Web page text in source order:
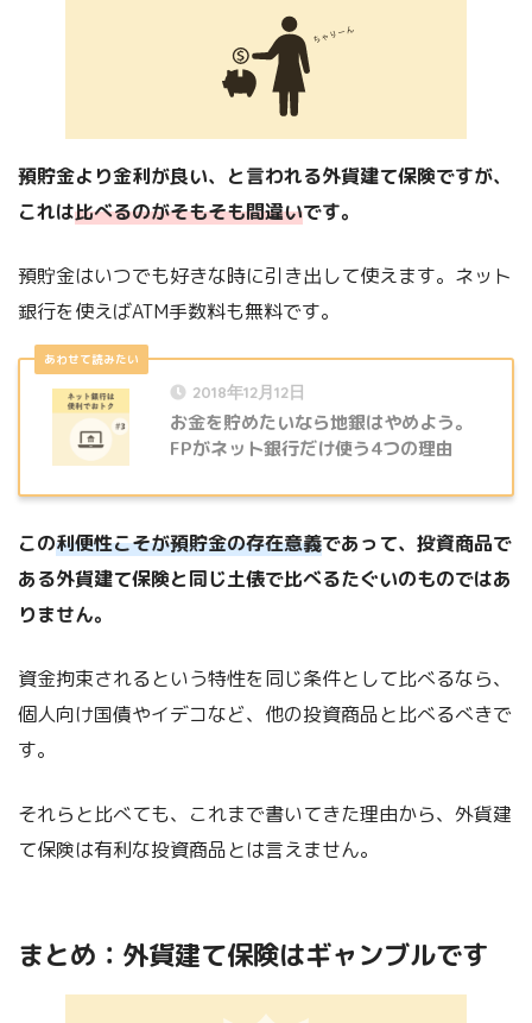
預貯金より金利が良い、と言われる外貨建て保険ですが、
これは比べるのがそもそも間違いです。
預貯金はいつでも好きな時に引き出して使えます。ネット
銀行を使えばATM手数料も無料です。
2018年12月12日
お金を貯めたいなら地銀はやめよう。
FPがネット銀行だけ使う4つの理由
この利便性こそが預貯金の存在意義であって、投資商品で
ある外貨建て保険と同じ土俵で比べるたぐいのものではあ
りません。
資金拘束されるという特性を同じ条件として比べるなら、
個人向け国債やイデコなど、他の投資商品と比べるべきで
す。
それらと比べても、これまで書いてきた理由から、外貨建
て保険は有利な投資商品とは言えません。
まとめ：外貨建て保険はギャンブルです